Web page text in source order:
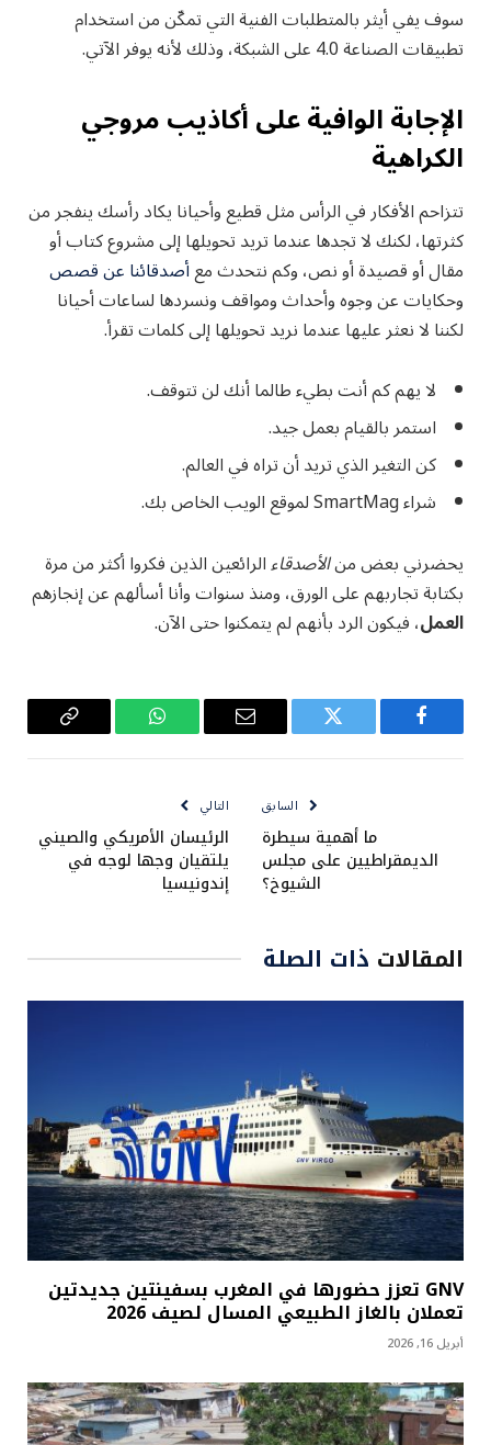
سوف يفي أيثر بالمتطلبات الفنية التي تمكّن من استخدام
تطبيقات الصناعة 4.0 على الشبكة، وذلك لأنه يوفر الآتي.
الإجابة الوافية على أكاذيب مروجي
الكراهية
تتزاحم الأفكار في الرأس مثل قطيع وأحيانا يكاد رأسك ينفجر من
كثرتها، لكنك لا تجدها عندما تريد تحويلها إلى مشروع كتاب أو
مقال أو قصيدة أو نص، وكم نتحدث معأصدقائنا عن قصص
وحكايات عن وجوه وأحداث ومواقف ونسردها لساعات أحيانا
لكننا لا نعثر عليها عندما نريد تحويلها إلى كلمات تقرأ.
لا يهم كم أنت بطيء طالما أنك لن تتوقف.
استمر بالقيام بعمل جيد.
كن التغير الذي تريد أن تراه في العالم.
شراء SmartMag لموقع الويب الخاص بك.
يحضرني بعض منالأصدقاءالرائعين الذين فكروا أكثر من مرة
بكتابة تجاربهم على الورق، ومنذ سنوات وأنا أسألهم عن إنجازهم
العمل، فيكون الرد بأنهم لم يتمكنوا حتى الآن.
فيسبوك تويتر
البريد
واتساب
Copy
السابق
ما أهمية سيطرة
الديمقراطيين على مجلس
الشيوخ؟
التالي
الرئيسان الأمريكي والصيني
يلتقيان وجها لوجه في
إندونيسيا
المقالات ذات الصلة
GNV تعزز حضورها في المغرب بسفينتين جديدتين
تعملان بالغاز الطبيعي المسال لصيف 2026
أبريل 16, 2026